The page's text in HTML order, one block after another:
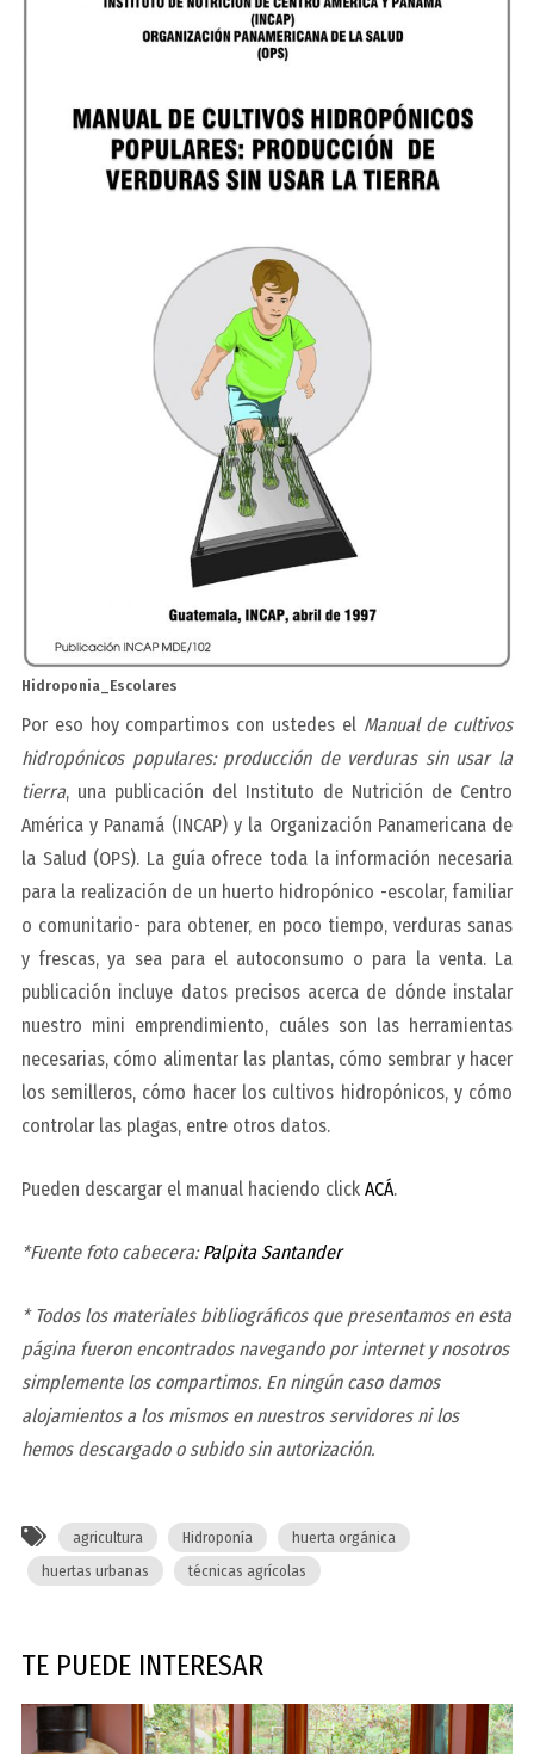
Hidroponia_Escolares
Por eso hoy compartimos con ustedes el Manual de cultivos
hidropónicos populares: producción de verduras sin usar la
tierra, una publicación del Instituto de Nutrición de Centro
América y Panamá (INCAP) y la Organización Panamericana de
la Salud (OPS). La guía ofrece toda la información necesaria
para la realización de un huerto hidropónico -escolar, familiar
o comunitario- para obtener, en poco tiempo, verduras sanas
y frescas, ya sea para el autoconsumo o para la venta. La
publicación incluye datos precisos acerca de dónde instalar
nuestro mini emprendimiento, cuáles son las herramientas
necesarias, cómo alimentar las plantas, cómo sembrar y hacer
los semilleros, cómo hacer los cultivos hidropónicos, y cómo
controlar las plagas, entre otros datos.
Pueden descargar el manual haciendo click ACÁ.
*Fuente foto cabecera:Palpita Santander
* Todos los materiales bibliográficos que presentamos en esta
página fueron encontrados navegando por internet y nosotros
simplemente los compartimos. En ningún caso damos
alojamientos a los mismos en nuestros servidores ni los
hemos descargado o subido sin autorización.
agricultura Hidroponía
huerta orgánica
huertas urbanas
técnicas agrícolas
TE PUEDE INTERESAR